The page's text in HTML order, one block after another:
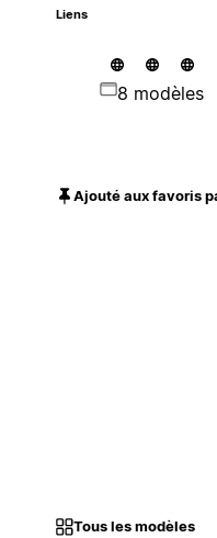
Liens
8 modèles
Ajouté aux favoris
Tous les modèles